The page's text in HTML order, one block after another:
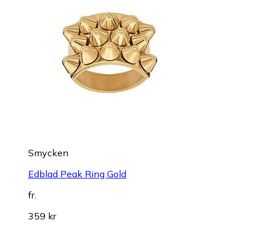
Smycken
Edblad Peak Ring Gold
fr.
359 kr